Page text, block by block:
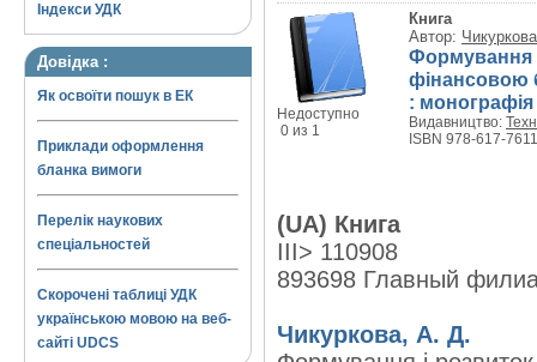
Індекси УДК
Довідка :
Як освоїти пошук в ЕК
Приклади оформлення
бланка вимоги
Перелік наукових
спеціальностей
Скорочені таблиці УДК
українською мовою на веб-
сайті UDCS
Недоступно
0 из 1
Книга
Автор:
Формування
фінансовою
: монографія
Видавництво:
ISBN 978-617-
(UA) Книга
III> 110908
893698 Главный
Чикуркова, А. Д.